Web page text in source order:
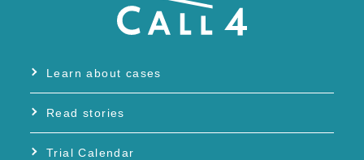
Learn about cases
Read stories
Trial Calendar